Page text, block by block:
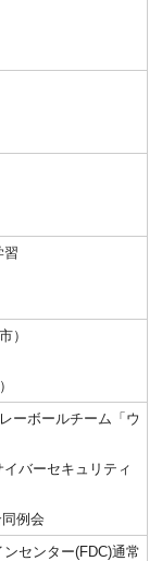
習
）
ーボールチーム「ウ
バーセキュリティ
例会
センター(FDC)通常